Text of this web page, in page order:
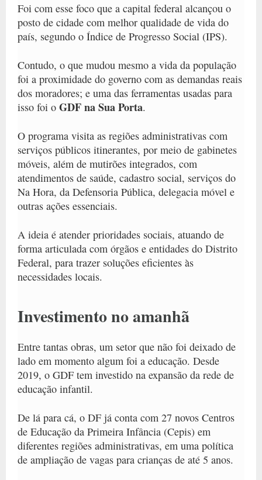
Foi com esse foco que a capital federal alcançou o
posto de cidade com melhor qualidade de vida do
país, segundo o Índice de Progresso Social (IPS).
Contudo, o que mudou mesmo a vida da população
foi a proximidade do governo com as demandas reais
dos moradores; e uma das ferramentas usadas para
isso foi o GDF na Sua Porta.
O programa visita as regiões administrativas com
serviços públicos itinerantes, por meio de gabinetes
móveis, além de mutirões integrados, com
atendimentos de saúde, cadastro social, serviços do
Na Hora, da Defensoria Pública, delegacia móvel e
outras ações essenciais.
A ideia é atender prioridades sociais, atuando de
forma articulada com órgãos e entidades do Distrito
Federal, para trazer soluções eficientes às
necessidades locais.
Investimento no amanhã
Entre tantas obras, um setor que não foi deixado de
lado em momento algum foi a educação. Desde
2019, o GDF tem investido na expansão da rede de
educação infantil.
De lá para cá, o DF já conta com 27 novos Centros
de Educação da Primeira Infância (Cepis) em
diferentes regiões administrativas, em uma política
de ampliação de vagas para crianças de até 5 anos.